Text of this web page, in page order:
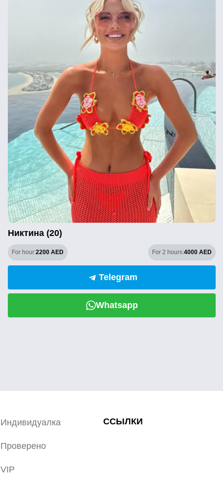
Никтина (20)
For hour:2200 AED For 2 hours:4000 AED
Telegram
Whatsapp
Индивидуалка
Проверено
VIP
ССЫЛКИ